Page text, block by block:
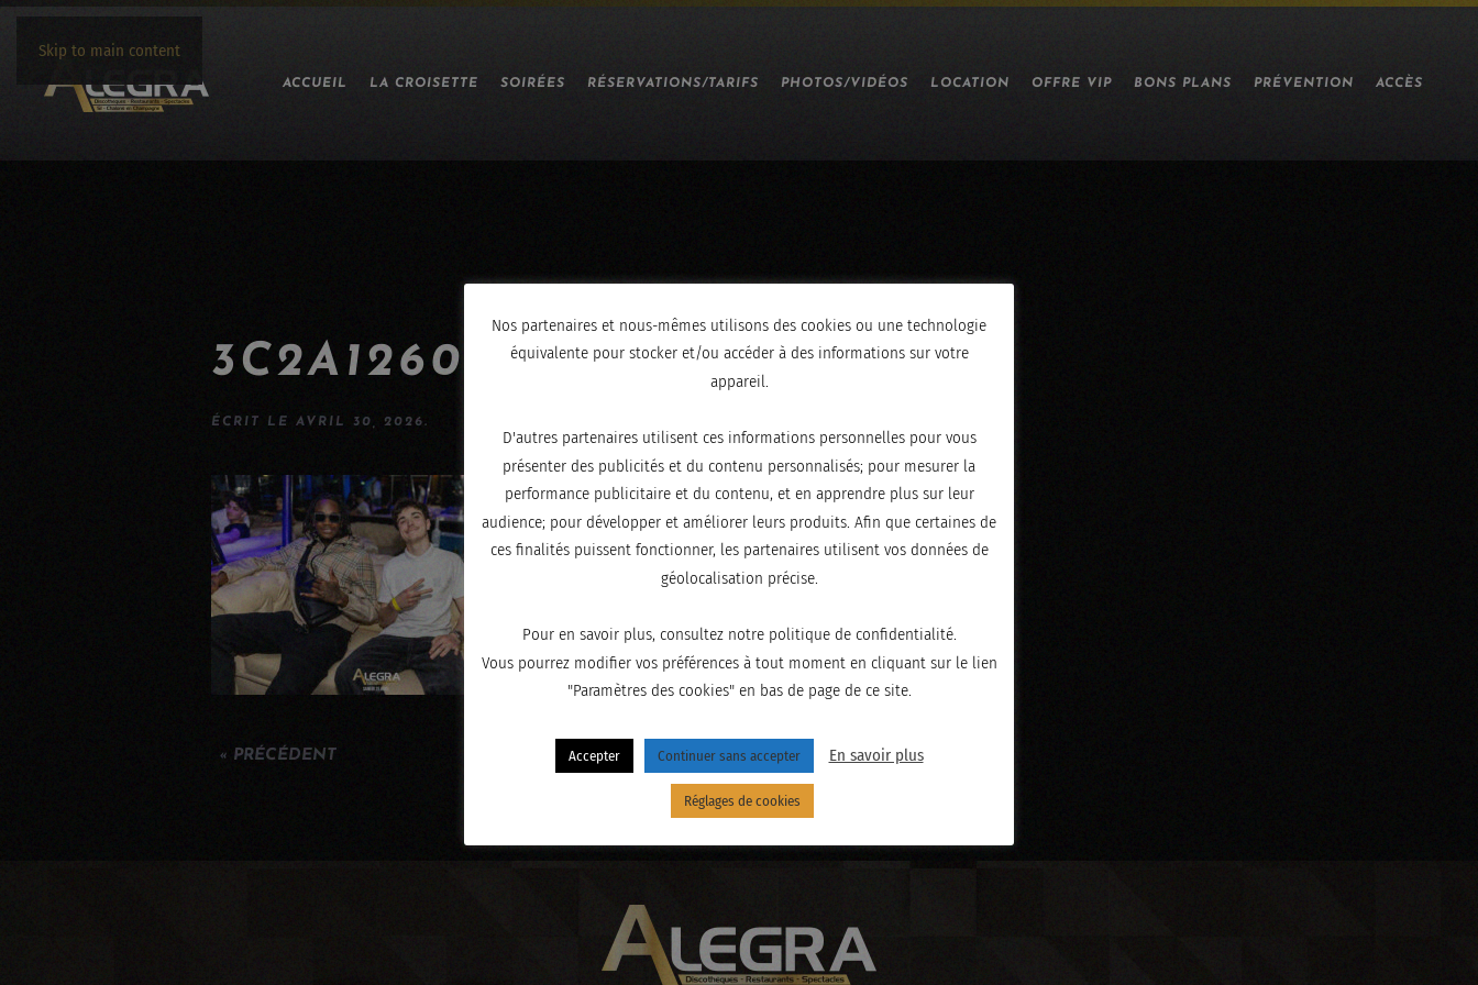
Skip to main content
ACCUEIL LA CROISETTE SOIRÉES RÉSERVATIONS/TARIFS PHOTOS/VIDÉOS LOCATION OFFRE VIP BONS PLANS PRÉVENTION ACCÈS
3C2A1260
ÉCRIT LE AVRIL 30, 2026.
« PRÉCÉDENT
Nos partenaires et nous-mêmes utilisons des cookies ou une technologie
équivalente pour stocker et/ou accéder à des informations sur votre
appareil.
D'autres partenaires utilisent ces informations personnelles pour vous
présenter des publicités et du contenu personnalisés; pour mesurer la
performance publicitaire et du contenu, et en apprendre plus sur leur
audience; pour développer et améliorer leurs produits. Afin que certaines de
ces finalités puissent fonctionner, les partenaires utilisent vos données de
géolocalisation précise.
Pour en savoir plus, consultez notre politique de confidentialité.
Vous pourrez modifier vos préférences à tout moment en cliquant sur le lien
"Paramètres des cookies" en bas de page de ce site.
Accepter Continuer sans accepter En savoir plus
Réglages de cookies